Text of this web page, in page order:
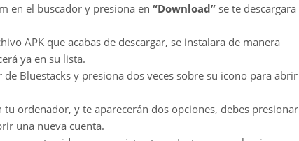
en el buscador y presiona en “Download” se te descargara
APK que acabas de descargar, se instalara de manera
ya en su lista.
de Bluestacks y presiona dos veces sobre su icono para abrir
tu ordenador, y te aparecerán dos opciones, debes presionar
una nueva cuenta.